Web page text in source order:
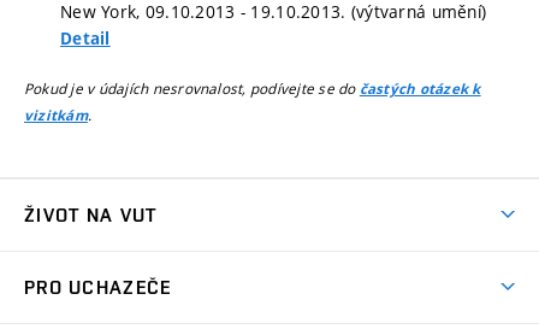
New York, 09.10.2013 - 19.10.2013. (výtvarná umění)
Detail
Pokud je v údajích nesrovnalost, podívejte se do častých otázek k
vizitkám.
ŽIVOT NA VUT
PRO UCHAZEČE